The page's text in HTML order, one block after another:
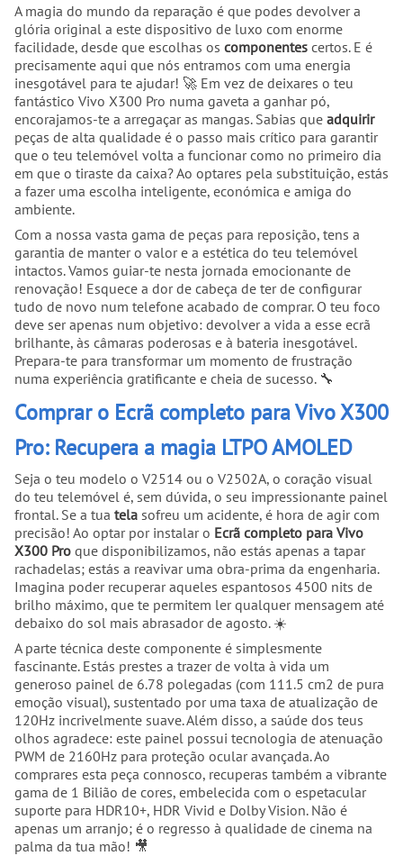
A magia do mundo da reparação é que podes devolver a
glória original a este dispositivo de luxo com enorme
facilidade, desde que escolhas os componentes certos. E é
precisamente aqui que nós entramos com uma energia
inesgotável para te ajudar! 🚀 Em vez de deixares o teu
fantástico Vivo X300 Pro numa gaveta a ganhar pó,
encorajamos-te a arregaçar as mangas. Sabias que adquirir
peças de alta qualidade é o passo mais crítico para garantir
que o teu telemóvel volta a funcionar como no primeiro dia
em que o tiraste da caixa? Ao optares pela substituição, estás
a fazer uma escolha inteligente, económica e amiga do
ambiente.
Com a nossa vasta gama de peças para reposição, tens a
garantia de manter o valor e a estética do teu telemóvel
intactos. Vamos guiar-te nesta jornada emocionante de
renovação! Esquece a dor de cabeça de ter de configurar
tudo de novo num telefone acabado de comprar. O teu foco
deve ser apenas num objetivo: devolver a vida a esse ecrã
brilhante, às câmaras poderosas e à bateria inesgotável.
Prepara-te para transformar um momento de frustração
numa experiência gratificante e cheia de sucesso. 🔧
Comprar o Ecrã completo para Vivo X300
Pro: Recupera a magia LTPO AMOLED
Seja o teu modelo o V2514 ou o V2502A, o coração visual
do teu telemóvel é, sem dúvida, o seu impressionante painel
frontal. Se a tua tela sofreu um acidente, é hora de agir com
precisão! Ao optar por instalar o Ecrã completo para Vivo
X300 Pro que disponibilizamos, não estás apenas a tapar
rachadelas; estás a reavivar uma obra-prima da engenharia.
Imagina poder recuperar aqueles espantosos 4500 nits de
brilho máximo, que te permitem ler qualquer mensagem até
debaixo do sol mais abrasador de agosto. ☀️
A parte técnica deste componente é simplesmente
fascinante. Estás prestes a trazer de volta à vida um
generoso painel de 6.78 polegadas (com 111.5 cm2 de pura
emoção visual), sustentado por uma taxa de atualização de
120Hz incrivelmente suave. Além disso, a saúde dos teus
olhos agradece: este painel possui tecnologia de atenuação
PWM de 2160Hz para proteção ocular avançada. Ao
comprares esta peça connosco, recuperas também a vibrante
gama de 1 Bilião de cores, embelecida com o espetacular
suporte para HDR10+, HDR Vivid e Dolby Vision. Não é
apenas um arranjo; é o regresso à qualidade de cinema na
palma da tua mão! 🎥